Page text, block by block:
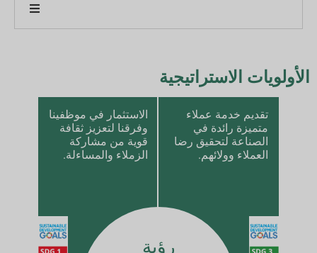
نبذة عن تقريرنا
استراتيجيات الاستدامة
الأهداف والأداء
تنزيلات التقارير
الأولويات الاستراتيجية
الاستثمار في موظفينا
وفرقنا لتعزيز ثقافة
قوية من مشاركة
الزملاء والمساءلة.
تقديم خدمة عملاء
متميزة رائدة في
الصناعة لتحقيق رضا
العملاء وولائهم.
رؤية